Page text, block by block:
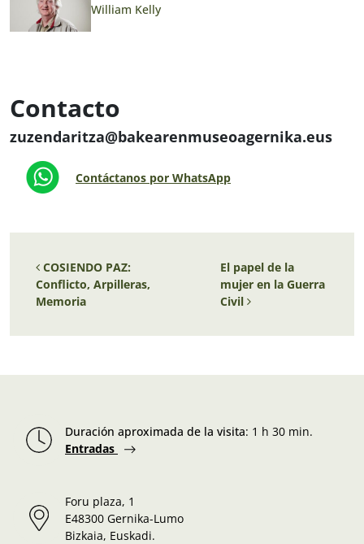
William Kelly
Contacto
zuzendaritza@bakearenmuseoagernika.eus
Contáctanos por WhatsApp
Navegación de entradas
COSIENDO PAZ:
Conflicto, Arpilleras,
Memoria
El papel de la
mujer en la Guerra
Civil
Duración aproximada de la visita: 1 h 30 min.
Entradas
Foru plaza, 1
E48300 Gernika-Lumo
Bizkaia, Euskadi.